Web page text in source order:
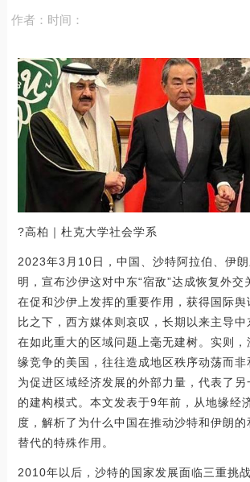
作者： 时间：
?高柏｜杜克大学社会学系
2023年3月10日，中国、沙特阿拉伯、伊
明，宣布沙伊这对中东“宿敌”达成恢复外交
在促和沙伊上发挥的重要作用，获得国际舆
比之下，西方媒体则哀叹，长期以来主导中
在如此重大的区域问题上毫无建树。实则
缘竞争的美国，往往造成地区秩序动荡而
为促进区域经济发展的外部力量，代表了
的建构模式。本文发表于9年前，从地缘经
度，解析了为什么中国在推动沙特和伊朗
替代的特殊作用。
2010年以后，沙特的国家发展面临三重挑